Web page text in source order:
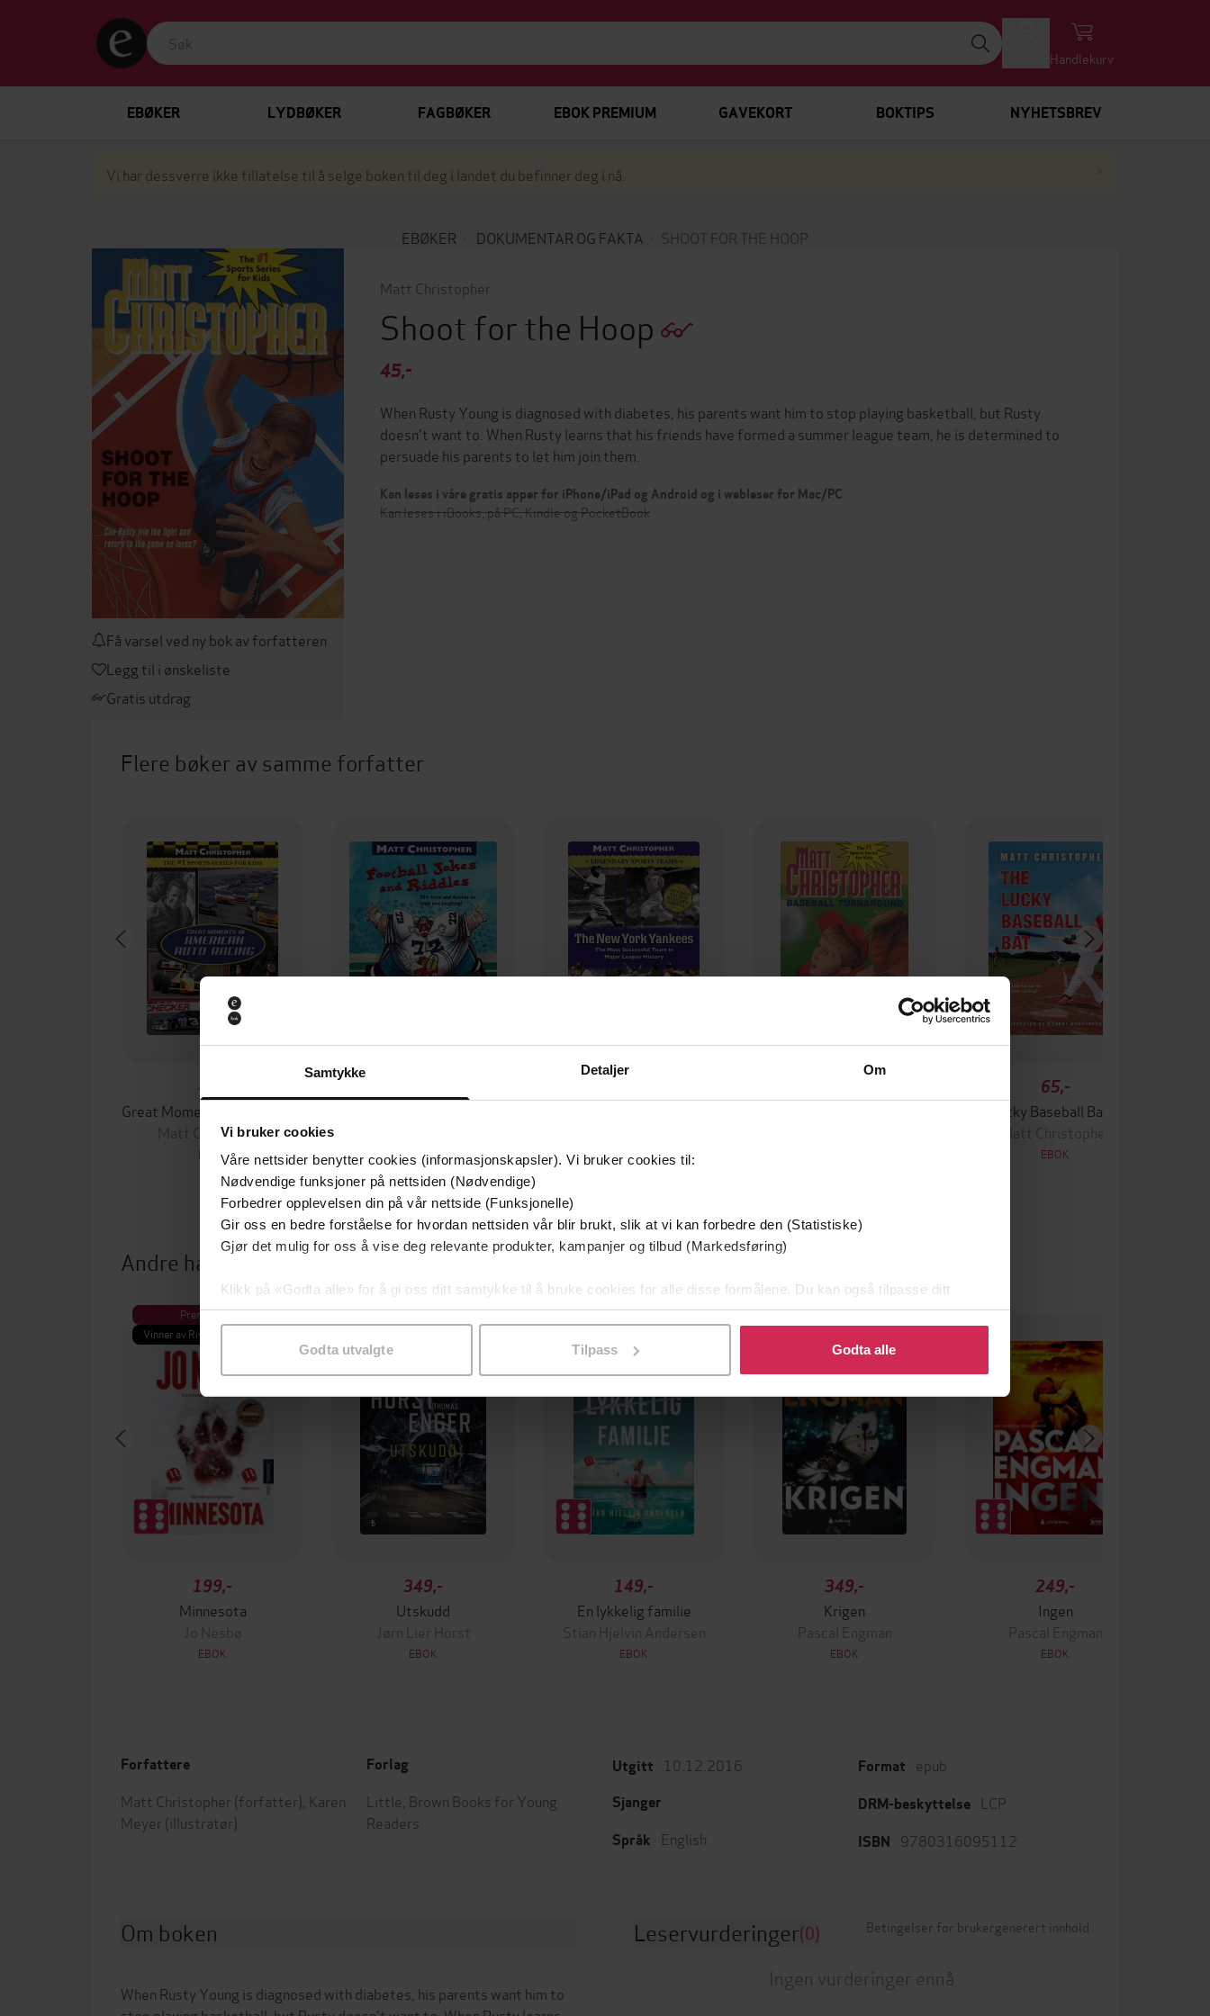
Samtykke Detaljer Om
Vi bruker cookies
Våre nettsider benytter cookies (informasjonskapsler). Vi bruker cookies til:
Nødvendige funksjoner på nettsiden (Nødvendige)
Forbedrer opplevelsen din på vår nettside (Funksjonelle)
Gir oss en bedre forståelse for hvordan nettsiden vår blir brukt, slik at vi kan forbedre den (Statistiske)
Gjør det mulig for oss å vise deg relevante produkter, kampanjer og tilbud (Markedsføring)
Klikk på «Godta alle» for å gi oss ditt samtykke til å bruke cookies for alle disse formålene. Du kan også tilpasse ditt
samtykke til spesifikke formål ved å klikke på «Tilpass». Du kan når som helst trekke tilbake eller endre ditt samtykke.
Godta utvalgte Tilpass Godta alle
Handlekurv
EBØKER LYDBØKER FAGBØKER EBOK PREMIUM GAVEKORT BOKTIPS NYHETSBREV
Vi har dessverre ikke tillatelse til å selge boken til deg i landet du befinner deg i nå.
EBØKER DOKUMENTAR OG FAKTA SHOOT FOR THE HOOP
Få varsel ved ny bok av forfatteren
Legg til i ønskeliste
Gratis utdrag
Matt Christopher
Shoot for the Hoop
45,-
When Rusty Young is diagnosed with diabetes, his parents want him to stop playing basketball, but Rusty
doesn't want to. When Rusty learns that his friends have formed a summer league team, he is determined to
persuade his parents to let him join them.
Kan leses i våre gratis apper for iPhone/iPad og Android og i webleser for Mac/PC
Kan leses i iBooks, på PC, Kindle og PocketBook
Flere bøker av samme forfatter
45,-
Matt Christopher
EBOK EBOK
65,-
Matt Christopher
EBOK
Andre har også kjøpt
Premium
Vinner av Rivertonprisen
199,-
Minnesota
Jo Nesbø
EBOK
Premium
349,-
Utskudd
Jørn Lier Horst
EBOK
Premium
149,-
En lykkelig familie
Stian Hjelvin Andersen
EBOK
349,-
Krigen
Pascal Engman
EBOK
249,-
Ingen
Pascal Engman
EBOK
Forfattere
Matt Christopher (forfatter), Karen
Meyer (illustratør)
Forlag
Little, Brown Books for Young
Readers
Utgitt 10.12.2016
Sjanger
Språk
English
Format epub
DRM-beskyttelse LCP
ISBN 9780316095112
Om boken
When Rusty Young is diagnosed with diabetes, his parents want him to
Leservurderinger(0) Betingelser for brukergenerert innhold
Ingen vurderinger ennå